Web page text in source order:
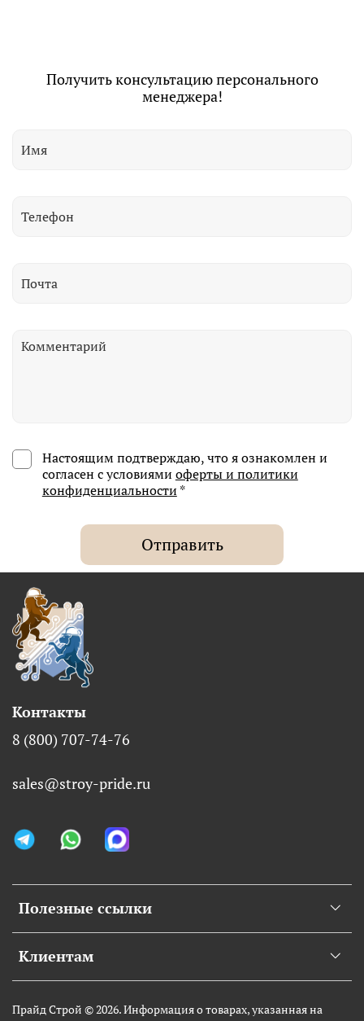
Получить консультацию персонального
менеджера!
Настоящим подтверждаю, что я ознакомлен и
согласен с условиями оферты и политики
конфиденциальности *
Отправить
Полезные ссылки
Клиентам
Контакты
8 (800) 707-74-76
sales@stroy-pride.ru
Прайд Строй © 2026. Информация о товарах, указанная на